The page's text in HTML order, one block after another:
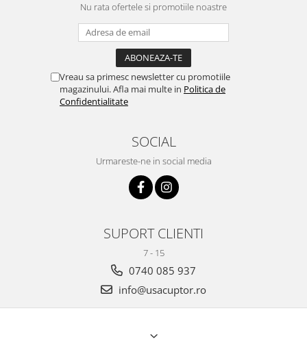
Nu rata ofertele si promotiile noastre
Vreau sa primesc newsletter cu promotiile
magazinului. Afla mai multe in Politica de
Confidentialitate
SOCIAL
Urmareste-ne in social media
SUPORT CLIENTI
7 - 15
0740 085 937
info@usacuptor.ro